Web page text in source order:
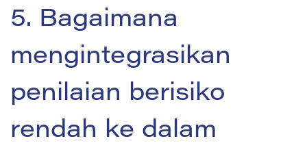
5. Bagaimana
mengintegrasikan
penilaian berisiko
rendah ke dalam